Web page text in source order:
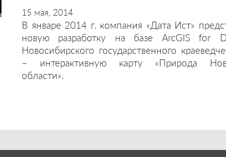
15 мая, 2014
В январе 2014 г. компания «Дата Ист»
новую разработку на базе ArcGIS for
Новосибирского государственного
– интерактивную карту «Природа
области».